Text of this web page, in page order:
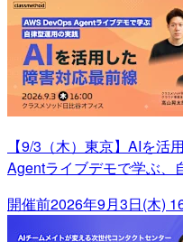
【9/3（木）東京】AIを活
Agentライブデモで学ぶ、
開催前2026年9月3日(木)